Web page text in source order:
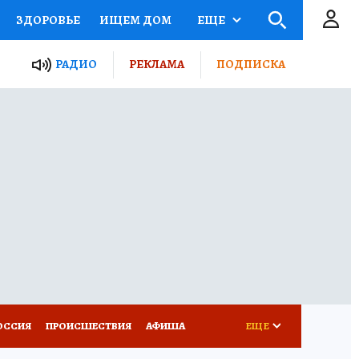
ЗДОРОВЬЕ ИЩЕМ ДОМ
ПРОЕКТЫ РОССИИ
ЕЩЕ
РАДИО РЕКЛАМА ПОДПИСКА
ПРОИСШЕСТВИЯ АФИША ЕЩЕ